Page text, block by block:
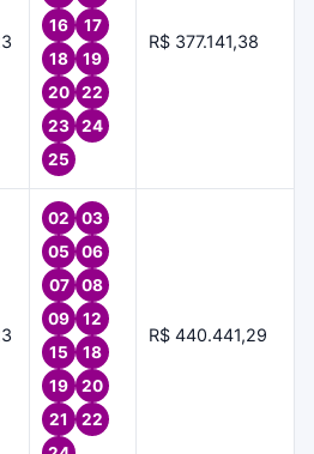
16
17
18
19
20
22
23
24
25
R$ 377.141,38
02
03
05
06
07
08
09
12
15
18
19
20
21
22
R$ 440.441,29